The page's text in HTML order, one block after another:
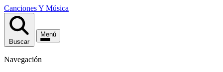
CancionesY Música
Buscar
Menú
Navegación